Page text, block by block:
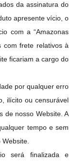
da assinatura do
apresente vício, o
com a “Amazonas
com frete relativos à
ficariam a cargo do
por qualquer erro
ilícito ou censurável
de nosso Website. A
tempo e sem
será finalizada e